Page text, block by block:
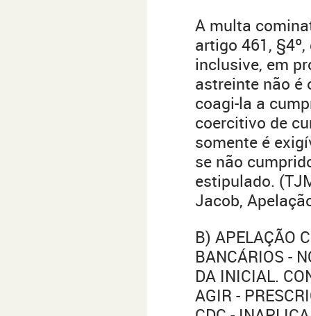
A multa
artigo 461,
inclusive, em
astreinte não é
coagi-la a
coercitivo de
somente é
se não
estipulado.
Jacob,
B) APELAÇÃO
BANCÁRIOS -
DA INICIAL.
AGIR -